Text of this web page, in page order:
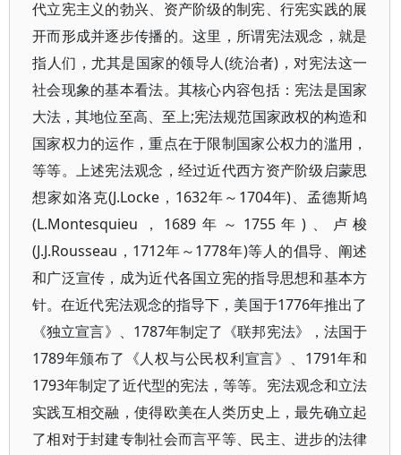
代立宪主义的勃兴、资产阶级的制宪、行宪实践的展
开而形成并逐步传播的。这里，所谓宪法观念，就是
指人们，尤其是国家的领导人(统治者)，对宪法这一
社会现象的基本看法。其核心内容包括：宪法是国家
大法，其地位至高、至上;宪法规范国家政权的构造和
国家权力的运作，重点在于限制国家公权力的滥用，
等等。上述宪法观念，经过近代西方资产阶级启蒙思
想家如洛克(J.Locke，1632年～1704年)、孟德斯鸠
(L.Montesquieu，1689年～1755年)、卢梭
(J.J.Rousseau，1712年～1778年)等人的倡导、阐述
和广泛宣传，成为近代各国立宪的指导思想和基本方
针。在近代宪法观念的指导下，美国于1776年推出了
《独立宣言》、1787年制定了《联邦宪法》，法国于
1789年颁布了《人权与公民权利宣言》、1791年和
1793年制定了近代型的宪法，等等。宪法观念和立法
实践互相交融，使得欧美在人类历史上，最先确立起
了相对于封建专制社会而言平等、民主、进步的法律